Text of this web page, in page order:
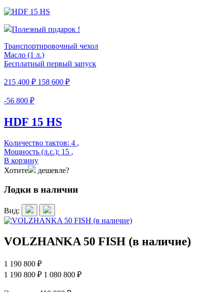
Полезный подарок !
Транспортировочный чехол
Масло (1 л.)
Бесплатный первый запуск
215 400 ₽ 158 600 ₽
-56 800 ₽
HDF 15 HS
Количество тактов: 4 ,
Мощность (л.с.): 15 ,
В корзину
Хотите
дешевле?
Лодки в наличии
Вид:
VOLZHANKA 50 FISH (в наличие)
1 190 800 ₽
1 190 800 ₽ 1 080 800 ₽